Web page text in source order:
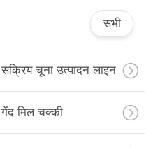
सभी
सक्रिय चूना उत्पादन लाइन
गेंद मिल चक्की